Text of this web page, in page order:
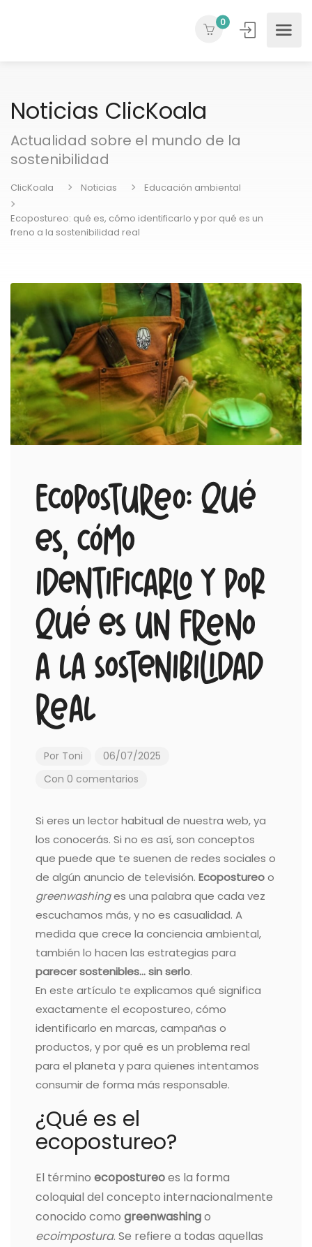
0
Noticias ClicKoala
Actualidad sobre el mundo de la
sostenibilidad
ClicKoala Noticias Educación ambiental
Ecopostureo: qué es, cómo identificarlo y por qué es un
freno a la sostenibilidad real
Ecopostureo: qué
es, cómo
identificarlo y por
qué es un freno
a la sostenibilidad
real
Por Toni
06/07/2025
Con 0 comentarios
Si eres un lector habitual de nuestra web, ya
los conocerás. Si no es así, son conceptos
que puede que te suenen de redes sociales o
de algún anuncio de televisión. Ecopostureoo
greenwashinges una palabra que cada vez
escuchamos más, y no es casualidad. A
medida que crece la conciencia ambiental,
también lo hacen las estrategias para
parecer sostenibles… sin serlo.
En este artículo te explicamos qué significa
exactamente el ecopostureo, cómo
identificarlo en marcas, campañas o
productos, y por qué es un problema real
para el planeta y para quienes intentamos
consumir de forma más responsable.
¿Qué es el
ecopostureo?
El término ecopostureoes la forma
coloquial del concepto internacionalmente
conocido como greenwashingo
ecoimpostura. Se refiere a todas aquellas